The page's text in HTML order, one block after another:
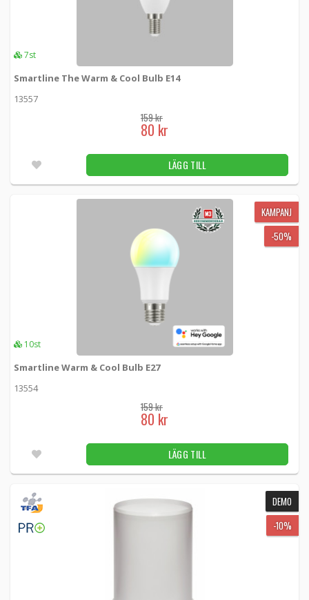
7st
Smartline The Warm & Cool Bulb E14
13557
159 kr
80 kr
LÄGG TILL
KAMPANJ
-50%
10st
Smartline Warm & Cool Bulb E27
13554
159 kr
80 kr
LÄGG TILL
DEMO
-10%